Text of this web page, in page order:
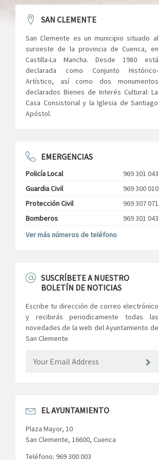
SAN CLEMENTE
San Clemente es un municipio situado al
suroeste de la provincia de Cuenca, en
Castilla-La Mancha. Desde 1980 está
declarada como Conjunto Histórico-
Artístico, así como dos monumentos
declarados Bienes de Interés Cultural: La
Casa Consistorial y la Iglesia de Santiago
Apóstol.
EMERGENCIAS
Policía Local
969 301 043
Guardia Civil
969 300 010
Protección Civil
969 307 071
Bomberos
969 301 043
Ver más números de teléfono
SUSCRÍBETE A NUESTRO
BOLETÍN DE NOTICIAS
Escribe tu dirección de correo electrónico
y recibirás periodicamente todas las
novedades de la web del Ayuntamiento de
San Clemente
EL AYUNTAMIENTO
Plaza Mayor, 10
San Clemente, 16600, Cuenca
Teléfono: 969 300 003